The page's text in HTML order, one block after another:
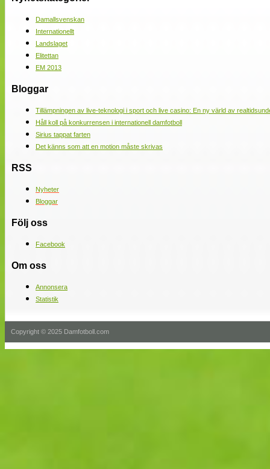
Damallsvenskan
Internationellt
Landslaget
Elitettan
EM 2013
Bloggar
Tillämpningen av live-teknologi i sport och live casino: En ny värld av
Håll koll på konkurrensen i internationell damfotboll
Sirius tappat farten
Det känns som att en motion måste skrivas
RSS
Nyheter
Bloggar
Följ oss
Facebook
Om oss
Annonsera
Statistik
Copyright © 2025 Damfotboll.com